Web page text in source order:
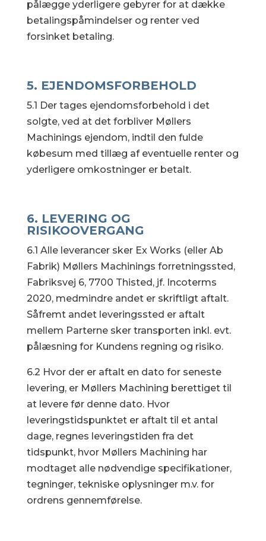
pålægge yderligere gebyrer for at dække
betalingspåmindelser og renter ved
forsinket betaling.
5. EJENDOMSFORBEHOLD
5.1 Der tages ejendomsforbehold i det
solgte, ved at det forbliver Møllers
Machinings ejendom, indtil den fulde
købesum med tillæg af eventuelle renter og
yderligere omkostninger er betalt.
6. LEVERING OG
RISIKOOVERGANG
6.1 Alle leverancer sker Ex Works (eller Ab
Fabrik) Møllers Machinings forretningssted,
Fabriksvej 6, 7700 Thisted, jf. Incoterms
2020, medmindre andet er skriftligt aftalt.
Såfremt andet leveringssted er aftalt
mellem Parterne sker transporten inkl. evt.
pålæsning for Kundens regning og risiko.
6.2 Hvor der er aftalt en dato for seneste
levering, er Møllers Machining berettiget til
at levere før denne dato. Hvor
leveringstidspunktet er aftalt til et antal
dage, regnes leveringstiden fra det
tidspunkt, hvor Møllers Machining har
modtaget alle nødvendige specifikationer,
tegninger, tekniske oplysninger m.v. for
ordrens gennemførelse.